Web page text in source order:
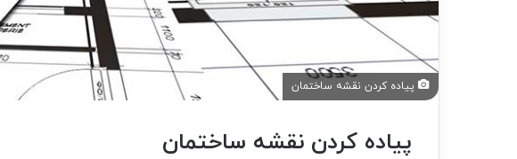
پیاده کردن نقشه ساختمان
پیاده کردن نقشه ساختمان